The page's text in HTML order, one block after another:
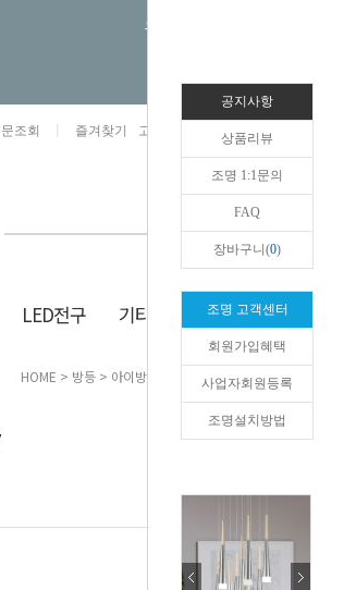
오늘하루 열지않음
조회 즐겨찾기 고객센터 카카오톡채널/상담
LED전구 기타/잡화 생활/건강
HOME > 방등 > 아이방 조명 > LED 부엉이 방등 55W
공지사항
상품리뷰
조명 1:1문의
FAQ
장바구니(0)
조명 고객센터
회원가입혜택
사업자회원등록
조명설치방법